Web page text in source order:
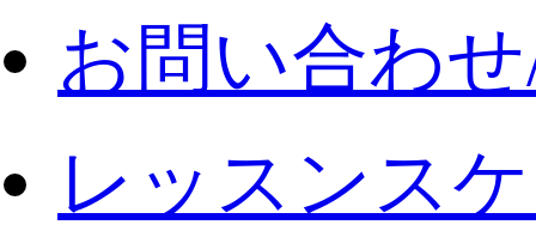
お問い合わ
レッスンス